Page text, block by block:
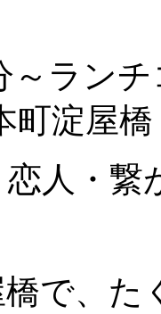
～ラン
町淀屋橋
恋人・
で、